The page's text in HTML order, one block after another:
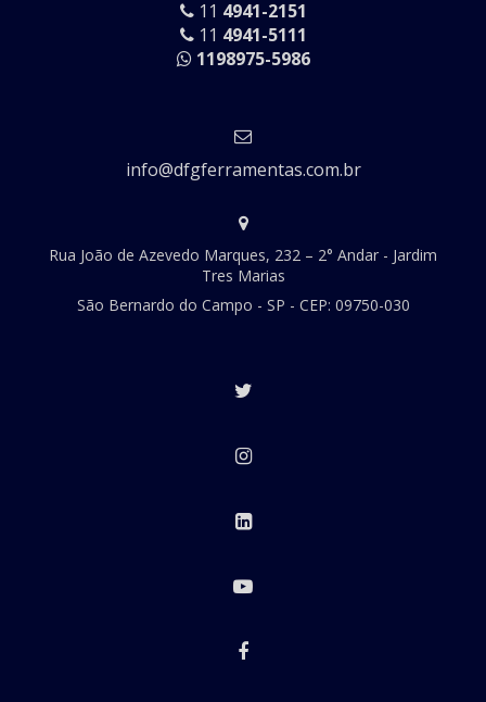
11 4941-2151
11 4941-5111
1198975-5986
info@dfgferramentas.com.br
Rua João de Azevedo Marques, 232 – 2° Andar - Jardim
Tres Marias
São Bernardo do Campo - SP - CEP: 09750-030